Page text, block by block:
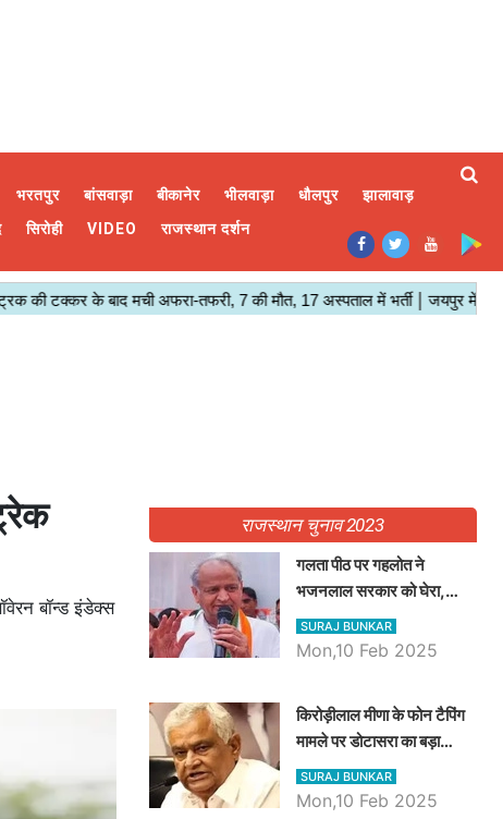
भरतपुर बांसवाड़ा बीकानेर भीलवाड़ा धौलपुर
झालावाड़
सिरोही VIDEO राजस्थान दर्शन
बॉन्ड इंडेक्स
राजस्थान चुनाव 2023
गलता पीठ पर गहलोत ने
भजनलाल सरकार को घेरा,
Video में देखें अब तक बड़ी
खबरें
SURAJ BUNKAR
Mon,10 Feb 2025
किरोड़ीलाल मीणा के फोन टैपिंग
मामले पर डोटासरा का बड़ा
आरोप, वीडियो में देखें AZ बड़ी
खबरें
SURAJ BUNKAR
Mon,10 Feb 2025